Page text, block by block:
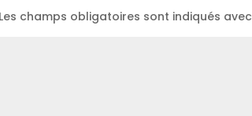
Les champs obligatoires sont indiqués avec